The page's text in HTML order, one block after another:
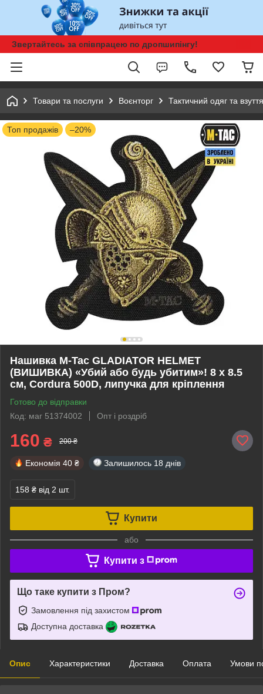
Звертайтесь за співпрацею по дропшипінгу!
Товари та послуги Воєнторг Тактичний одяг та взуття
Топ продажів –20%
Нашивка M-Tac GLADIATOR HELMET
(ВИШИВКА) «Убий або будь убитим»! 8 х 8.5
см, Cordura 500D, липучка для кріплення
Готово до відправки
Код: маг 51374002
Опт і роздріб
160 ₴ 200 ₴
Економія 40 ₴ Залишилось 18 днів
158 ₴ від 2 шт.
Купити
або
Купити з
Що таке купити з Пром?
Замовлення під захистом
Доступна доставка
Опис Характеристики Доставка Оплата Умови